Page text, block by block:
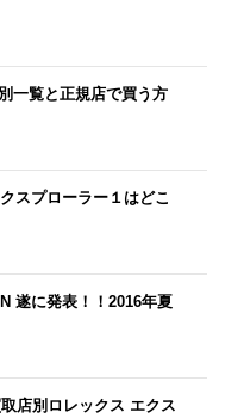
一覧と正規店で買う方
スプローラー１はどこ
遂に発表！！2016年夏
店別ロレックス エクス